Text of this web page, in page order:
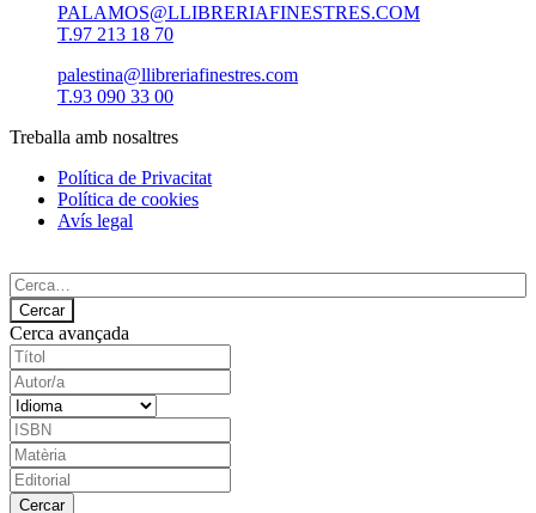
PALAMOS@LLIBRERIAFINESTRES.COM
T.97 213 18 70
palestina@llibreriafinestres.com
T.93 090 33 00
Treballa amb nosaltres
Política de Privacitat
Política de cookies
Avís legal
Cerca avançada